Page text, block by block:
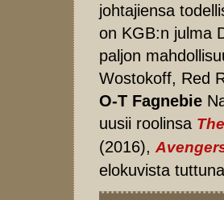
johtajiensa
on KGB:n julma
paljon
Wostokoff, Red
O-T Fagnebie
uusii roolinsa
(2016),
elokuvista